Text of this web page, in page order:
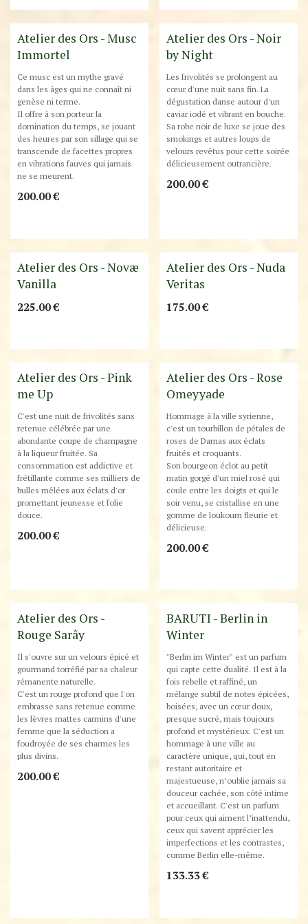
Atelier des Ors - Musc
Immortel
Ce musc est un mythe gravé
dans les âges qui ne connaît ni
genèse ni terme.
Il offre à son porteur la
domination du temps, se jouant
des heures par son sillage qui se
transcende de facettes propres
en vibrations fauves qui jamais
ne se meurent.
200.00€
Atelier des Ors - Noir
by Night
Les frivolités se prolongent au
cœur d'une nuit sans fin. La
dégustation danse autour d'un
caviar iodé et vibrant en bouche.
Sa robe noir de luxe se joue des
smokings et autres loups de
velours revêtus pour cette soirée
délicieusement outrancière.
200.00€
Best-Seller !
Atelier des Ors - Novæ
Vanilla
225.00€
Best-Seller !
Atelier des Ors - Nuda
Veritas
175.00€
Best-Seller !
Atelier des Ors - Pink
me Up
C'est une nuit de frivolités sans
retenue célébrée par une
abondante coupe de champagne
à la liqueur fruitée. Sa
consommation est addictive et
frétillante comme ses milliers de
bulles mêlées aux éclats d'or
promettant jeunesse et folie
douce.
200.00€
Atelier des Ors - Rose
Omeyyade
Hommage à la ville syrienne,
c'est un tourbillon de pétales de
roses de Damas aux éclats
fruités et croquants.
Son bourgeon éclot au petit
matin gorgé d'un miel rosé qui
coule entre les doigts et qui le
soir venu, se cristallise en une
gomme de loukoum fleurie et
délicieuse.
200.00€
Atelier des Ors -
Rouge Sarây
Il s'ouvre sur un velours épicé et
gourmand torréfié par sa chaleur
rémanente naturelle.
C'est un rouge profond que l'on
embrasse sans retenue comme
les lèvres mattes carmins d'une
femme que la séduction a
foudroyée de ses charmes les
plus divins.
200.00€
Best-Seller !
BARUTI - Berlin in
Winter
"Berlin im Winter" est un parfum
qui capte cette dualité. Il est à la
fois rebelle et raffiné, un
mélange subtil de notes épicées,
boisées, avec un cœur doux,
presque sucré, mais toujours
profond et mystérieux. C'est un
hommage à une ville au
caractère unique, qui, tout en
restant autoritaire et
majestueuse, n’oublie jamais sa
douceur cachée, son côté intime
et accueillant. C'est un parfum
pour ceux qui aiment l’inattendu,
ceux qui savent apprécier les
imperfections et les contrastes,
comme Berlin elle-même.
133.33€